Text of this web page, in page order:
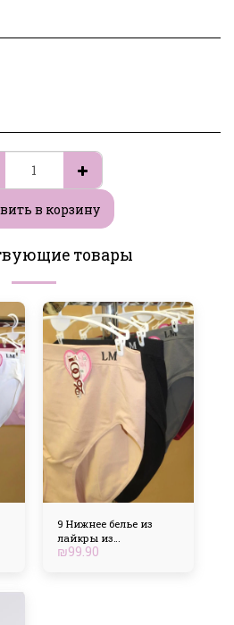
в корзину
товары
9 Нижнее белье из
лайкры из
эластичной ткани
₪99.90